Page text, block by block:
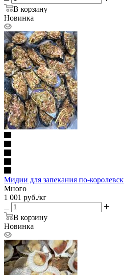
В корзину
Новинка
Мидии для запекания по-
Много
1 001 руб./кг
В корзину
Новинка